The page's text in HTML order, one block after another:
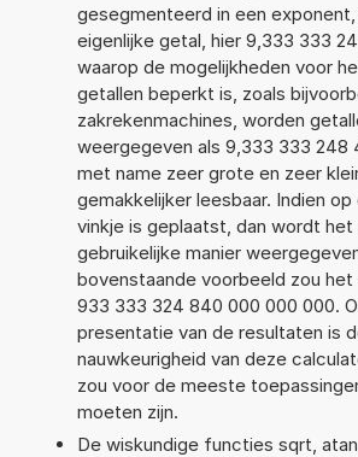
gesegmenteerd in een
eigenlijke getal, hier 9,333 333
waarop de mogelijkheden voor
getallen beperkt is, zoals
zakrekenmachines, worden
weergegeven als 9,333 333 248
met name zeer grote en zeer
gemakkelijker leesbaar. Indien
vinkje is geplaatst, dan wordt
gebruikelijke manier
bovenstaande voorbeeld zou het
933 333 324 840 000 000 000.
presentatie van de resultaten is
nauwkeurigheid van deze
zou voor de meeste
moeten zijn.
De wiskundige functies sqrt,